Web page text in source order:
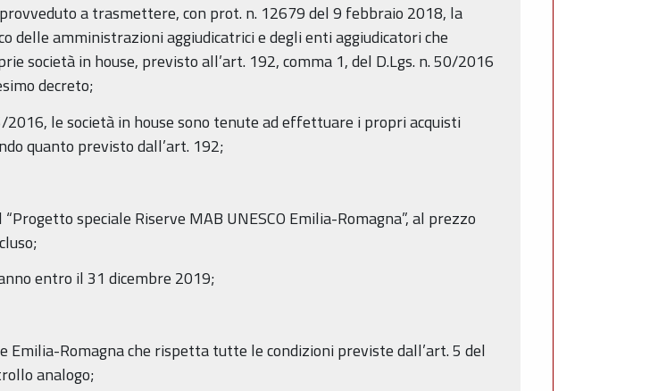
a trasmettere, con prot. n. 12679 del 9 febbraio 2018, la
delle amministrazioni aggiudicatrici e degli enti aggiudicatori che
società in house, previsto all’art. 192, comma 1, del D.Lgs. n. 50/2016
decreto;
le società in house sono tenute ad effettuare i propri acquisti
quanto previsto dall’art. 192;
speciale Riserve MAB UNESCO Emilia-Romagna”, al prezzo
entro il 31 dicembre 2019;
Emilia-Romagna che rispetta tutte le condizioni previste dall’art. 5 del
analogo;